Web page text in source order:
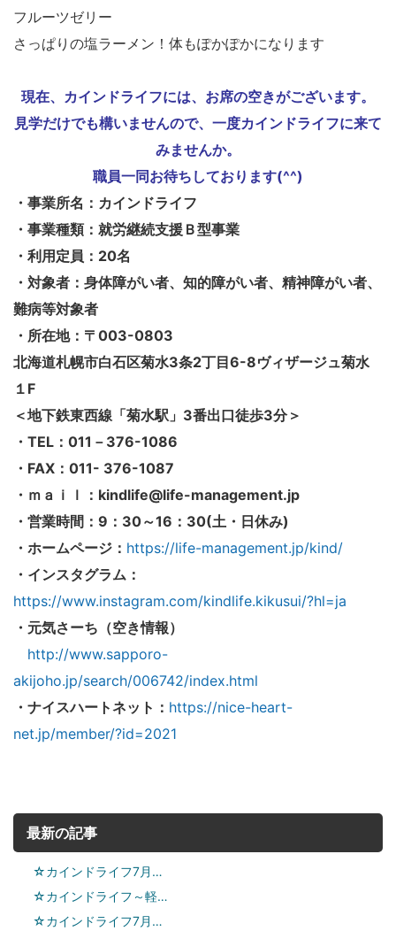
フルーツゼリー
さっぱりの塩ラーメン！体もぽかぽかになります
現在、カインドライフには、お席の空きがございます。
見学だけでも構いませんので、一度カインドライフに来て
みませんか。
職員一同お待ちしております(^^)
・事業所名：カインドライフ
・事業種類：就労継続支援Ｂ型事業
・利用定員：20名
・対象者：身体障がい者、知的障がい者、精神障がい者、
難病等対象者
・所在地：〒003-0803
北海道札幌市白石区菊水3条2丁目6-8ヴィザージュ菊水
１F
＜地下鉄東西線「菊水駅」3番出口徒歩3分＞
・TEL：011－376-1086
・FAX：011- 376-1087
・ｍａｉｌ：kindlife@life-management.jp
・営業時間：9：30～16：30(土・日休み)
・ホームページ： https://life-management.jp/kind/
・インスタグラム：
https://www.instagram.com/kindlife.kikusui/?hl=ja
・元気さーち（空き情報）
http://www.sapporo-
akijoho.jp/search/006742/index.html
・ナイスハートネット： https://nice-heart-
net.jp/member/?id=2021
最新の記事
☆カインドライフ7月…
☆カインドライフ～軽…
☆カインドライフ7月…